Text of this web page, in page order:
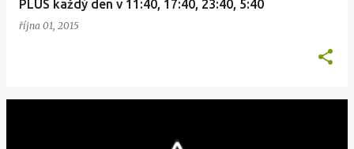
PLUS každý den v 11:40, 17:40, 23:40, 5:40
října 01, 2015